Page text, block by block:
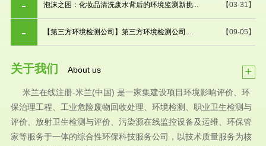
【03-31】
泡沫之困：化妆品清洗废水背后的环境监测新挑...
【09-05】
【第三方环境检测公司】第三方环境检测公司...
关于我们 About us +
米兰在线注册-米兰(中国) 是一家集建设项目环境影响评价、环
保治理工程、工业危险废物回收处理、环境检测、职业卫生检测与
评价、放射卫生检测与评价、污染源在线监控设备及运维、环保管
家等服务于一体的综合性环保科技服务公司，以技术质量服务为核